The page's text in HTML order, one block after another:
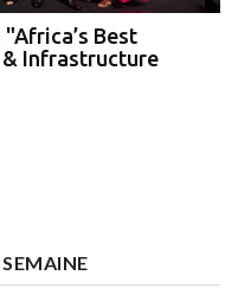
Best
Infrastructure